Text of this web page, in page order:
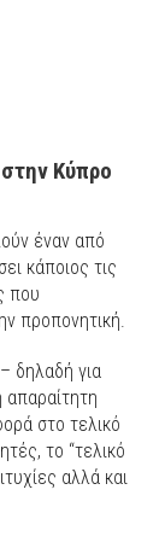
Κύπρο
έναν από
κάποιος τις
που
προπονητική.
– δηλαδή για
απαραίτητη
στο τελικό
το “τελικό
αλλά και